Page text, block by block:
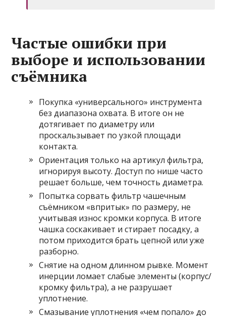
Частые ошибки при
выборе и использовании
съёмника
Покупка «универсального» инструмента
без диапазона охвата. В итоге он не
дотягивает по диаметру или
проскальзывает по узкой площади
контакта.
Ориентация только на артикул фильтра,
игнорируя высоту. Доступ по нише часто
решает больше, чем точность диаметра.
Попытка сорвать фильтр чашечным
съёмником «впритык» по размеру, не
учитывая износ кромки корпуса. В итоге
чашка соскакивает и стирает посадку, а
потом приходится брать цепной или уже
разборно.
Снятие на одном длинном рывке. Момент
инерции ломает слабые элементы (корпус/
кромку фильтра), а не разрушает
уплотнение.
Смазывание уплотнения «чем попало» до